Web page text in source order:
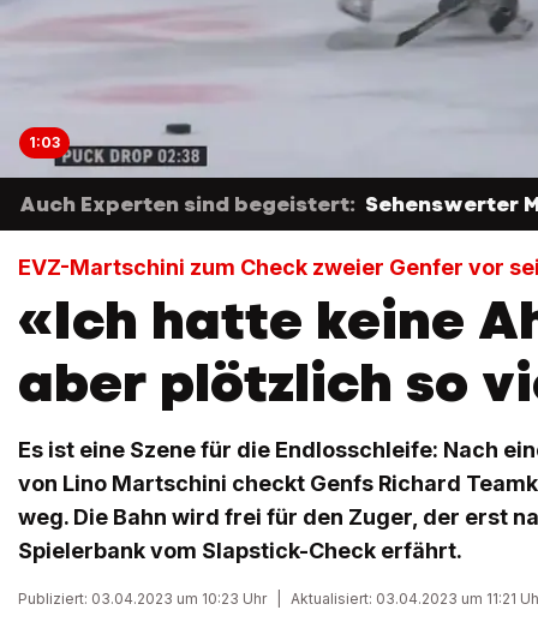
1:03
Auch Experten sind begeistert: Sehenswerter
EVZ-Martschini zum Check zweier Genfer vor
«Ich hatte keine
aber plötzlich so
Es ist eine Szene für die Endlosschleife: Nach
von Lino Martschini checkt Genfs Richard
weg. Die Bahn wird frei für den Zuger, der erst
Spielerbank vom Slapstick-Check erfährt.
Publiziert: 03.04.2023 um 10:23 Uhr Aktualisiert: 03.04.2023 um 11:21